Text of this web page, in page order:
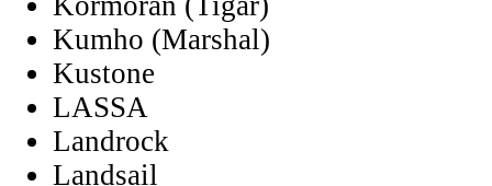
Kumho (Marshal)
Kustone
LASSA
Landrock
Landsail